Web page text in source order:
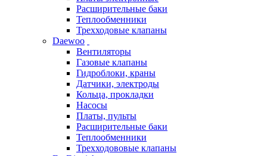
Расширительные баки
Теплообменники
Трехходовые клапаны
Daewoo
Вентиляторы
Газовые клапаны
Гидроблоки, краны
Датчики, электроды
Кольца, прокладки
Насосы
Платы, пульты
Расширительные баки
Теплообменники
Трехходововые клапаны